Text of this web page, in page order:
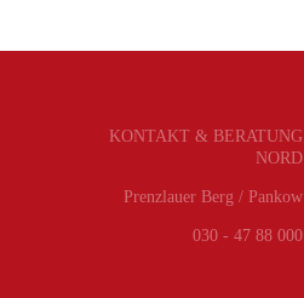
KONTAKT & BERATUNG
NORD
Prenzlauer Berg / Pankow
030 - 47 88 000